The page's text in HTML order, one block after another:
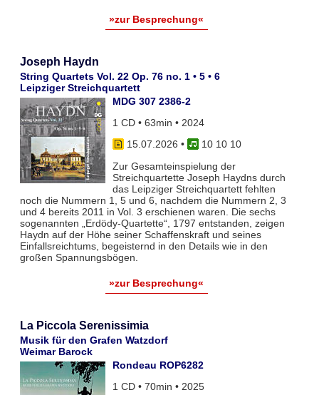
»zur Besprechung«
Joseph Haydn
String Quartets Vol. 22 Op. 76 no. 1 • 5 • 6
Leipziger Streichquartett
MDG 307 2386-2
1 CD • 63min • 2024
15.07.2026 •
10 10 10
Zur Gesamteinspielung der
Streichquartette Joseph Haydns durch
das Leipziger Streichquartett fehlten
noch die Nummern 1, 5 und 6, nachdem die Nummern 2, 3
und 4 bereits 2011 in Vol. 3 erschienen waren. Die sechs
sogenannten „Erdödy-Quartette“, 1797 entstanden, zeigen
Haydn auf der Höhe seiner Schaffenskraft und seines
Einfallsreichtums, begeisternd in den Details wie in den
großen Spannungsbögen.
»zur Besprechung«
La Piccola Serenissimia
Musik für den Grafen Watzdorf
Weimar Barock
Rondeau ROP6282
1 CD • 70min • 2025